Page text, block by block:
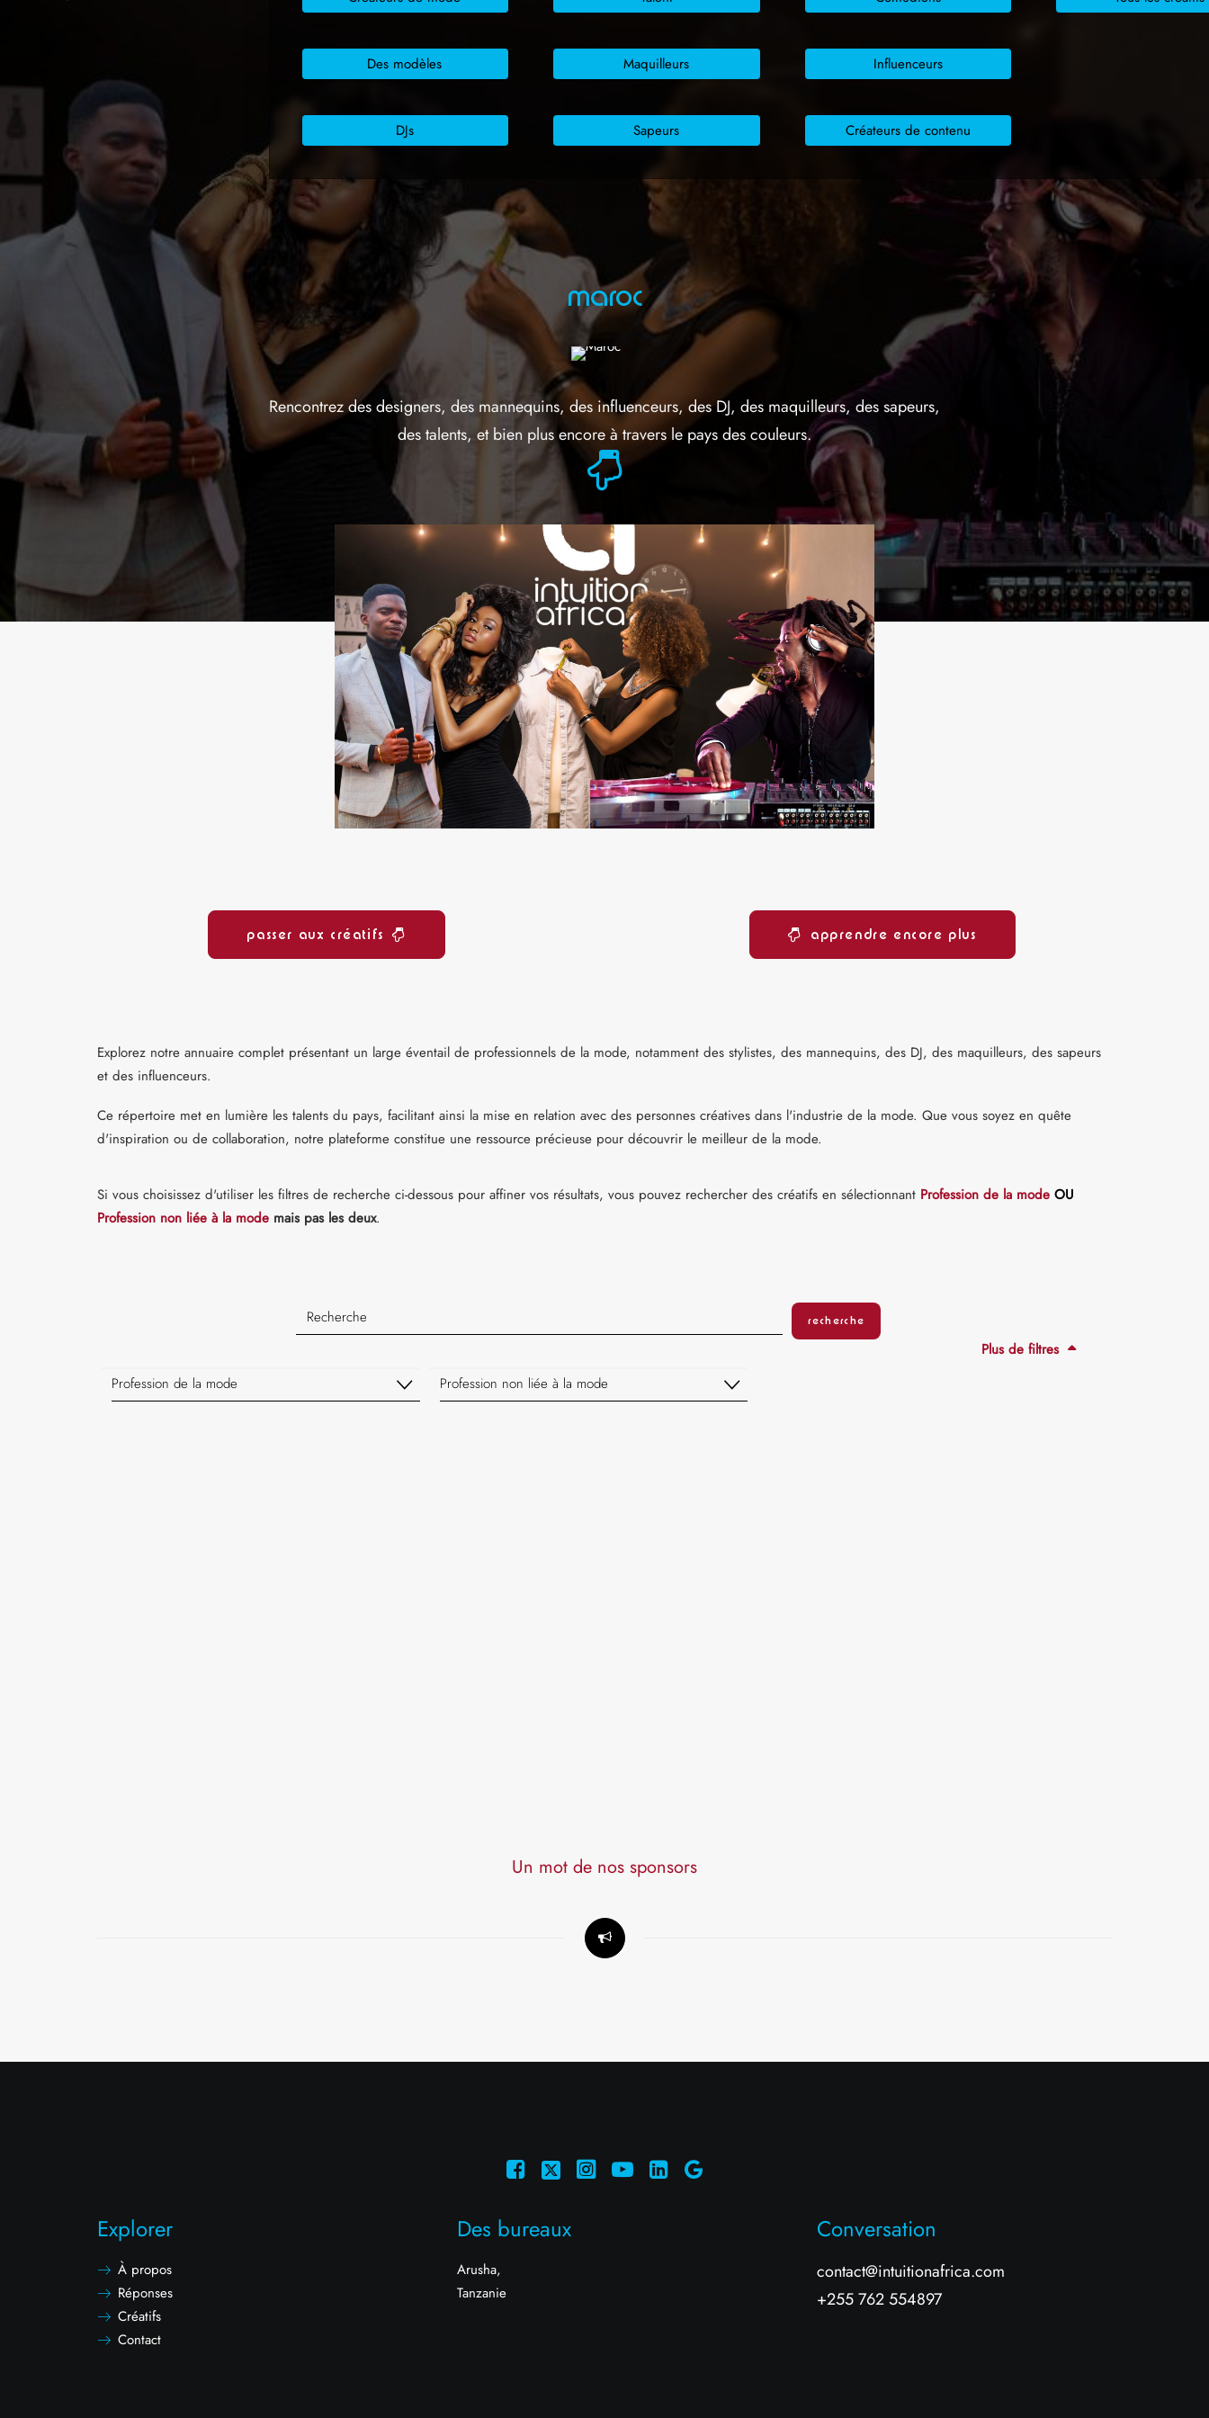
Des modèles
DJs
Maquilleurs
Sapeurs
Influenceurs
Créateurs de contenu
maroc
Rencontrez des designers, des mannequins, des influenceurs, des DJ, des maquilleurs, des sapeurs,
des talents, et bien plus encore à travers le pays des couleurs.
passer aux créatifs apprendre encore plus
Explorez notre annuaire complet présentant un large éventail de professionnels de la mode, notamment des stylistes, des mannequins, des DJ, des maquilleurs, des sapeurs
et des influenceurs.
Ce répertoire met en lumière les talents du pays, facilitant ainsi la mise en relation avec des personnes créatives dans l'industrie de la mode. Que vous soyez en quête
d'inspiration ou de collaboration, notre plateforme constitue une ressource précieuse pour découvrir le meilleur de la mode.
Si vous choisissez d'utiliser les filtres de recherche ci-dessous pour affiner vos résultats, vous pouvez rechercher des créatifs en sélectionnant Profession de la mode OU
Profession non liée à la mode mais pas les deux.
Plus de filtres
Profession de la mode
Profession non liée à la mode
Un mot de nos sponsors
Explorer
À propos
Réponses
Créatifs
Contact
Des bureaux
Arusha,
Tanzanie
Conversation
contact@intuitionafrica.com
+255 762 554897